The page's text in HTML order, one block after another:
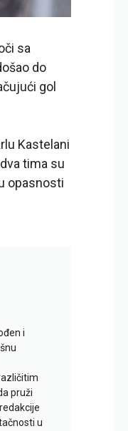
sa
do
gol
Kastelani
tima su
opasnosti
i
pruži
u